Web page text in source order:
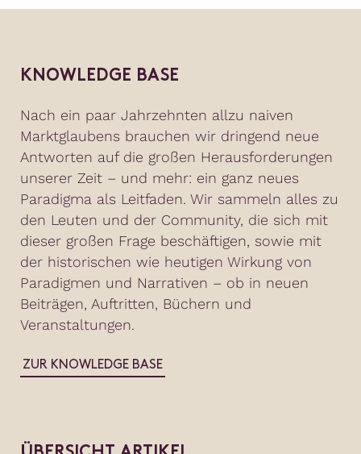
KNOWLEDGE BASE
Nach ein paar Jahrzehnten allzu naiven
Marktglaubens brauchen wir dringend neue
Antworten auf die großen Herausforderungen
unserer Zeit – und mehr: ein ganz neues
Paradigma als Leitfaden. Wir sammeln alles zu
den Leuten und der Community, die sich mit
dieser großen Frage beschäftigen, sowie mit
der historischen wie heutigen Wirkung von
Paradigmen und Narrativen – ob in neuen
Beiträgen, Auftritten, Büchern und
Veranstaltungen.
ZUR KNOWLEDGE BASE